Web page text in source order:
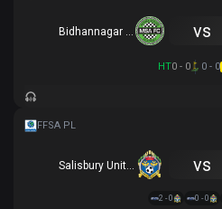
vs
HT0 - 0 0 - 0
Salisbury United vs
2 - 0 0 - 0